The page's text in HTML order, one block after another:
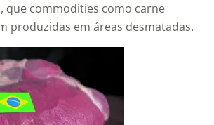
que commodities como carne
produzidas em áreas desmatadas.